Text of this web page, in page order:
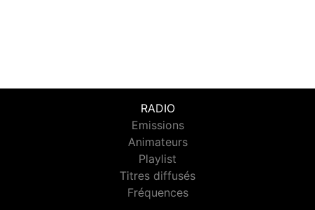
RADIO
Emissions
Animateurs
Playlist
Titres diffusés
Fréquences